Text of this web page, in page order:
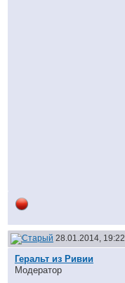
28.01.2014, 19:22
Геральт из Ривии
Модератор